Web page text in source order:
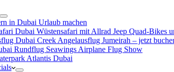
in Dubai Urlaub machen
Dubai Wüstensafari mit Allrad Jeep Quad-Bikes
Dubai Creek Angelausflug Jumeirah – jetzt
Rundflug Seawings Airplane Flug Show
Atlantis Dubai